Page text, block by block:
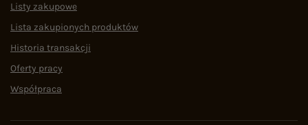
Listy zakupowe
Lista zakupionych produktów
Historia transakcji
Oferty pracy
Współpraca